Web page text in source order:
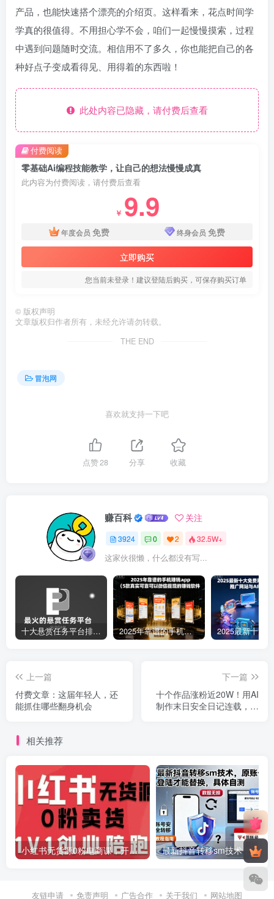
产品，也能快速搭个漂亮的介绍页。这样看来，花点时间学
学真的很值得。不用担心学不会，咱们一起慢慢摸索，过程
中遇到问题随时交流。相信用不了多久，你也能把自己的各
种好点子变成看得见、用得着的东西啦！
此处内容已隐藏，请付费后查看
零基础Ai编程技能教学，让自己的想法慢慢成真
此内容为付费阅读，请付费后查看
￥ 9.9
年度会员 免费 终身会员 免费
立即购买
您当前未登录！建议登陆后购买，可保存购买订单
付费阅读
© 版权声明
文章版权归作者所有，未经允许请勿转载。
THE END
冒泡网
喜欢就支持一下吧
点赞28 分享 收藏
赚百科 关注
3924 0 2 32.5W+
这家伙很懒，什么都没有写...
十大悬赏任务平台排行榜（全网最好的悬赏任务平台） 2025年靠谱的手机赚钱app（5款真实可靠可以微信提现的赚钱软件）
上一篇
付费文章：这届年轻人，还
能抓住哪些翻身机会
下一篇
十个作品涨粉近20W！用AI
制作末日安全日记连载，日
相关推荐
小红书无货源0粉电商课，开店准备、选品策略、笔记撰写、视频剪辑、数据分析、账号打造、资料文档(更新26年2月)
友链申请 免责声明 广告合作 关于我们 网站地图